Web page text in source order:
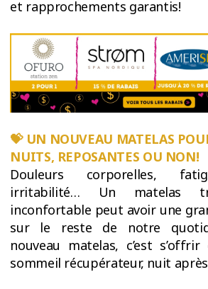
et rapprochements garantis!
💝 UN NOUVEAU MATELAS
NUITS, REPOSANTES OU NON!
Douleurs corporelles,
irritabilité… Un matelas
inconfortable peut avoir une
sur le reste de notre
nouveau matelas, c’est
sommeil récupérateur, nuit